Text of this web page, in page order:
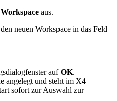
aus.
neuen Workspace in das Feld
aufOK.
angelegt und steht im X4
sofort zur Auswahl zur